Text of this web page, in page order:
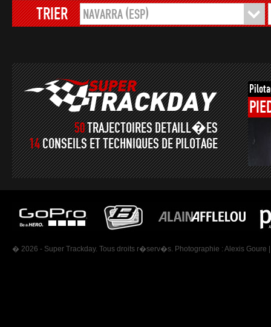
TRIER NAVARRA (ESP)
50TRAJECTOIRES DETAILL�ES
14CONSEILS ET TECHNIQUES DE PILOTAGE
� 2026 - Super Trackday. Tous droits r�serv�s. Photographie : Alexis Goure